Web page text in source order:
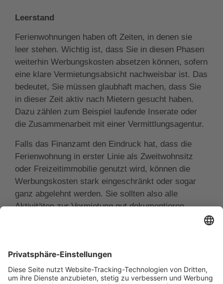
Leerstand
Ferienwohnungen haben oft Zeiten, in denen sie
leer stehen. Wichtig ist, dass Sie in diesen Phasen
weiterhin Werbungskosten absetzen können, sofern
eine klare Vermietungsabsicht nachweisbar ist. Das
bedeutet, Sie müssen glaubhaft machen, dass Sie
in dieser Zeit aktiv nach Mietern gesucht haben.
Dazu zählen zum Beispiel laufende Inserate oder
die Zusammenarbeit mit einer Vermittlungsagentur.
Falls das Finanzamt den Eindruck hat, dass die
Ferienwohnung in erster Linie als Zweitwohnsitz
oder Freizeitimmobilie genutzt wird, können die
Werbungskosten stark eingeschränkt oder sogar
ganz abgelehnt werden. Sie sollten also alle
Aktivitäten zur Vermietung gut dokumentieren.
Besondere Vorsicht gilt, wenn Sie die
Ferienwohnung zu einem reduzierten Preis oder gar